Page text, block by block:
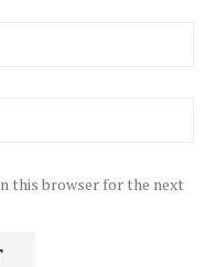
this browser for the next